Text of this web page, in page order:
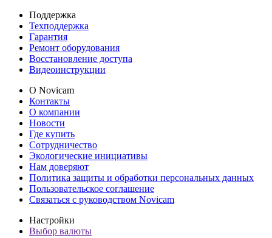
Поддержка
Техподдержка
Гарантия
Ремонт оборудования
Восстановление доступа
Видеоинструкции
О Novicam
Контакты
О компании
Новости
Где купить
Сотрудничество
Экологические инициативы
Нам доверяют
Политика защиты и обработки персональных данных
Пользовательское соглашение
Связаться с руководством Novicam
Настройки
Выбор валюты